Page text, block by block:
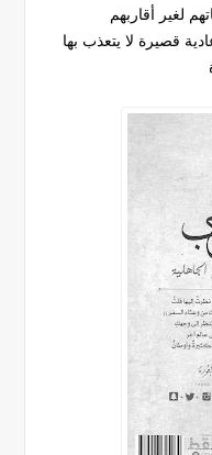
لغير أقاربهم
قصيرة لا يتعذب بها